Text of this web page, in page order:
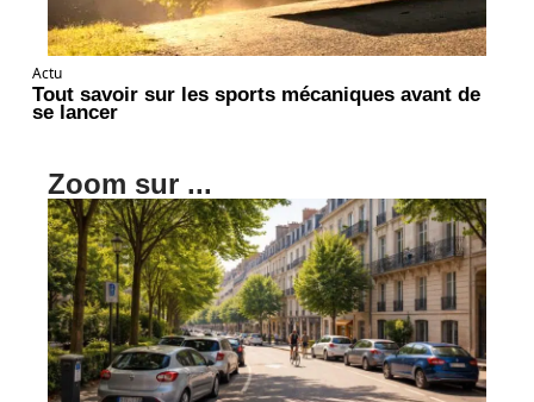
Actu
Tout savoir sur les sports mécaniques avant de
se lancer
Zoom sur ...